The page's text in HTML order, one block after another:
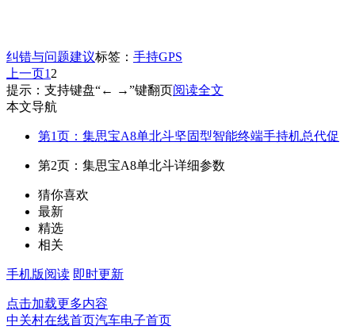
纠错与问题建议标签： 手持GPS
上一页1 2
提示：支持键盘“← →”键翻页阅读全文
本文导航
第1页：集思宝A8单北斗坚固型智能终端手持机总代促
第2页：集思宝A8单北斗详细参数
猜你喜欢
最新
精选
相关
手机版阅读 即时更新
点击加载更多内容
中关村在线首页汽车电子首页